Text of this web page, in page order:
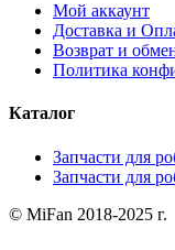
Мой аккаунт
Доставка и
Возврат и
Политика
Каталог
Запчасти для
Запчасти для
© MiFan 2018-2025 г.